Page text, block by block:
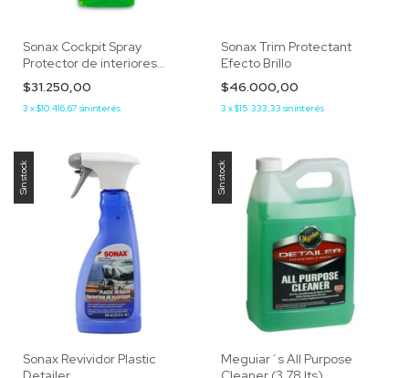
Sonax Cockpit Spray
Protector de interiores
Green Lemon
$31.250,00
3 x$10.416,67 sin interés
Sonax Trim Protectant
Efecto Brillo
$46.000,00
3 x$15.333,33 sin interés
Sin stock
Sonax Revividor Plastic
Sin stock
Meguiar´s All Purpose